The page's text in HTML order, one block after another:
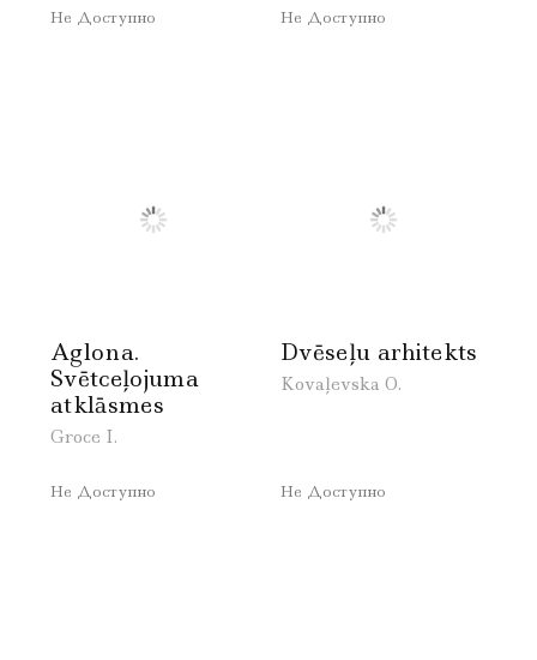
Не Доступно Не Доступно
Aglona.
Svētceļojuma
atklāsmes
Groce I.
Не Доступно
Dvēseļu arhitekts
Kovaļevska O.
Не Доступно